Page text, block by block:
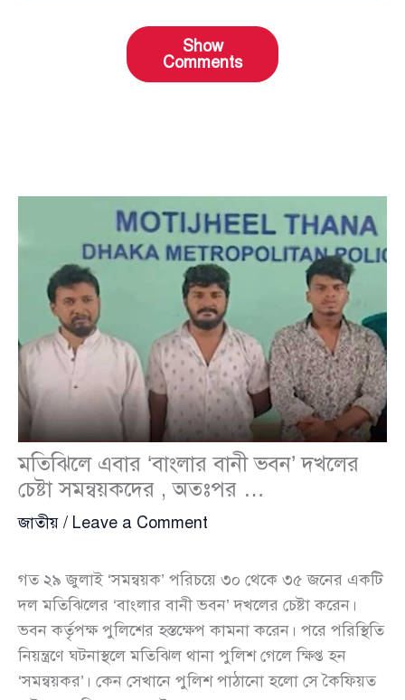
Show
Comments
মতিঝিলে এবার ‘বাংলার বানী ভবন’ দখলের
চেষ্টা সমন্বয়কদের , অতঃপর …
জাতীয় / Leave a Comment
গত ২৯ জুলাই ‘সমন্বয়ক’ পরিচয়ে ৩০ থেকে ৩৫ জনের একটি
দল মতিঝিলের ‘বাংলার বানী ভবন’ দখলের চেষ্টা করেন।
ভবন কর্তৃপক্ষ পুলিশের হস্তক্ষেপ কামনা করেন। পরে পরিস্থিতি
নিয়ন্ত্রণে ঘটনাস্থলে মতিঝিল থানা পুলিশ গেলে ক্ষিপ্ত হন
‘সমন্বয়কর’। কেন সেখানে পুলিশ পাঠানো হলো সে কৈফিয়ত